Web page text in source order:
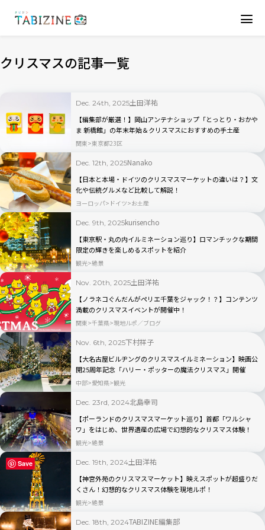
クリスマスの記事一覧
Dec. 24th, 2025土田洋祐
【編集部が厳選！】岡山アンテナショップ「とっとり・おかや
ま 新橋館」の年末年始＆クリスマスにおすすめの手土産
関東 東京都23区
Dec. 12th, 2025Nanako
【日本と本場・ドイツのクリスマスマーケットの違いは？】文
化や伝統グルメなど比較して解説！
ヨーロッパ ドイツ お土産
Dec. 9th, 2025kurisencho
【東京駅・丸の内イルミネーション巡り】ロマンチックな期間
限定の輝きを楽しめるスポットを紹介
観光 絶景
Nov. 20th, 2025土田洋祐
【ノラネコぐんだんがペリエ千葉をジャック！？】コンテンツ
満載のクリスマスイベントが開催中！
関東 千葉県 現地ルポ／ブログ
Nov. 6th, 2025下村祥子
【大名古屋ビルヂングのクリスマスイルミネーション】映画公
開25周年記念「ハリー・ポッターの魔法クリスマス」開催
中部 愛知県 観光
Dec. 23rd, 2024北島幸司
【ポーランドのクリスマスマーケット巡り】首都「ワルシャ
ワ」をはじめ、世界遺産の広場で幻想的なクリスマス体験！
観光 絶景
Dec. 19th, 2024土田洋祐
【神宮外苑のクリスマスマーケット】映えスポットが超盛りだ
くさん！幻想的なクリスマス体験を現地ルポ！
観光 絶景
Dec. 18th, 2024TABIZINE編集部
Save